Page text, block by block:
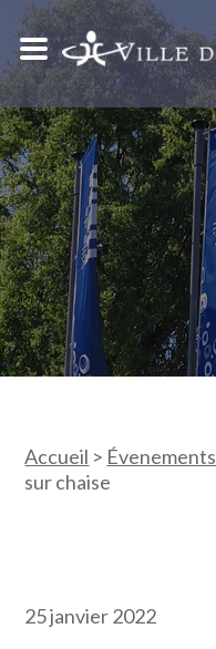
Accueil > Évenements
sur chaise
25 janvier 2022